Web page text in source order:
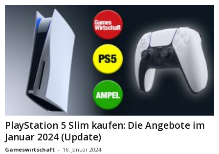
PlayStation 5 Slim kaufen: Die Angebote im
Januar 2024 (Update)
Gameswirtschaft - 16. Januar 2024